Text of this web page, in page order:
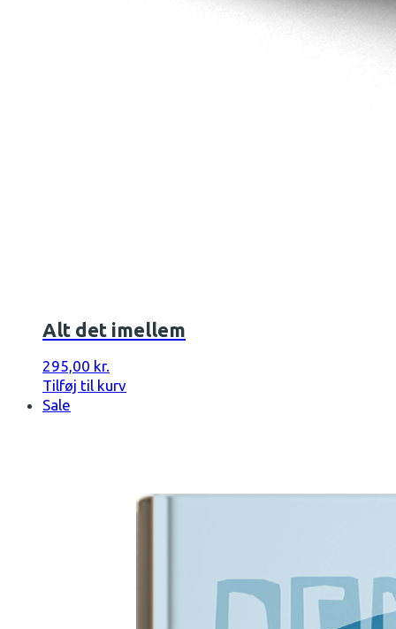
Alt det imellem
295,00 kr.
Tilføj til kurv
Sale